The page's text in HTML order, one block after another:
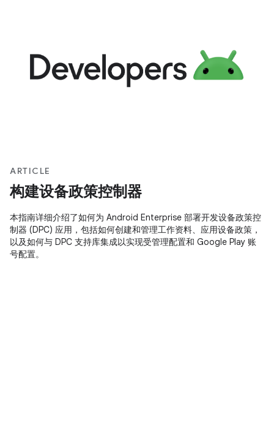
ARTICLE
构建设备政策控制器
本指南详细介绍了如何为 Android Enterprise 部署开发设备政策控
制器 (DPC) 应用，包括如何创建和管理工作资料、应用设备政策，
以及如何与 DPC 支持库集成以实现受管理配置和 Google Play 账
号配置。